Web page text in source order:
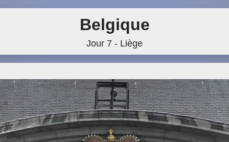
Belgique
Jour 7 - Liège